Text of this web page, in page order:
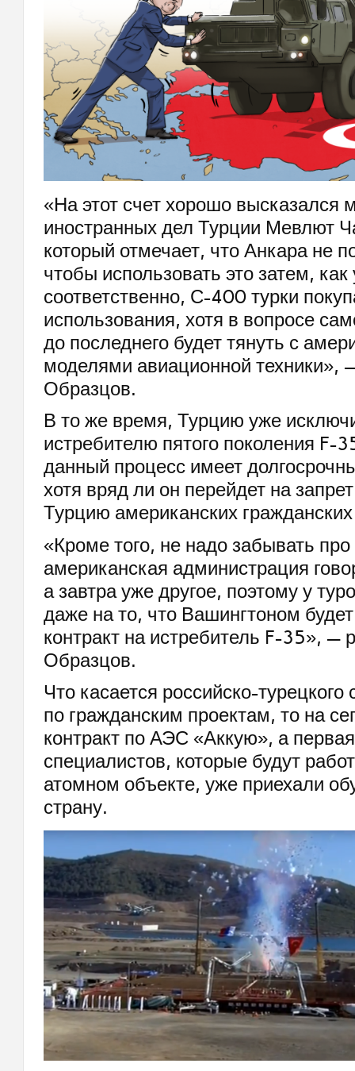
«На этот счет хорошо высказался
иностранных дел Турции Мевлют
который отмечает, что Анкара не
чтобы использовать это затем,
соответственно, С-400 турки
использования, хотя в вопросе
до последнего будет тянуть с
моделями авиационной техники»,
Образцов.
В то же время, Турцию уже
истребителю пятого поколения F-
данный процесс имеет
хотя вряд ли он перейдет на
Турцию американских
«Кроме того, не надо забывать
американская администрация
а завтра уже другое, поэтому у
даже на то, что Вашингтоном
контракт на истребитель F-35», —
Образцов.
Что касается российско-турецкого
по гражданским проектам, то на
контракт по АЭС «Аккую», а
специалистов, которые будут
атомном объекте, уже приехали
страну.